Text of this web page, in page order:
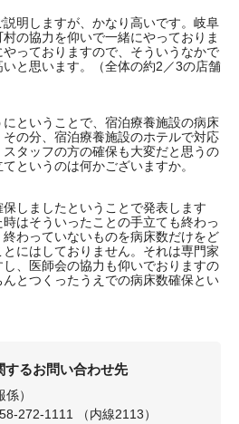
明しますが、かなり高いです。岐阜
の協力を仰いで一緒にやっておりま
っておりますので、そういうなかで
と思います。（全体の約2／3の店舗
ということで、宿泊療養施設の病床
の分、宿泊療養施設のホテルで対応
タッフの方の確保も大変だと思うの
というのは何かございますか。
しましたということで発表します
はそういったことの手立ても終わっ
わっていないものを病床数だけをど
にはしておりません。それは専門家
、医師会の協力も仰いでおりますの
とつくったうえでの病床数確保とい
するお問い合わせ先
係）
272-1111 （内線2113）